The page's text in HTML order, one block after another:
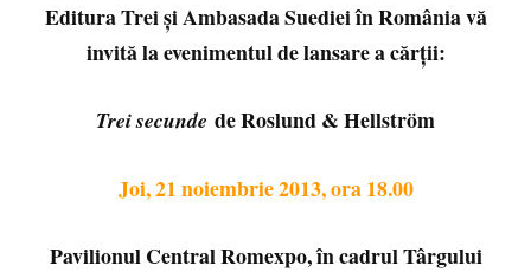
Editura Trei și Ambasada Suediei în România vă
invită la evenimentul de lansare a cărții:
Trei secunde de Roslund & Hellström
Joi, 21 noiembrie 2013, ora 18.00
Pavilionul Central Romexpo, în cadrul Târgului